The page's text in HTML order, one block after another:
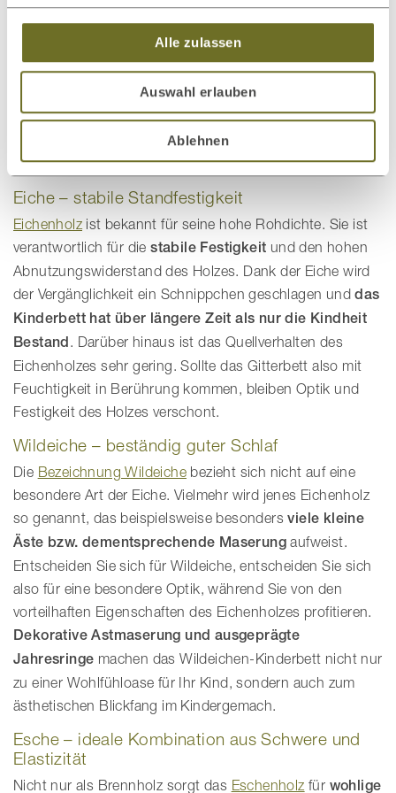
Alle zulassen
Auswahl erlauben
Ablehnen
Jahrhunderten werden Möbel und ganze Zimmer mit dem
Holz ausgestattet, da ihre Wärme und Geborgenheit
ausstrahlende Charakteristikden Räumen ein
besonderes Flair verleihen. Dank des ätherischen Öls
namens Pinosylvin, das unser Zirbenkinderbett verströmt,
profitiert Ihr Sprössling vom unvergleichlichen Duft und
der angenehmen Atmosphäre.
Eiche – stabile Standfestigkeit
Eichenholz ist bekannt für seine hohe Rohdichte. Sie ist
verantwortlich für diestabile Festigkeit und den hohen
Abnutzungswiderstand des Holzes. Dank der Eiche wird
der Vergänglichkeit ein Schnippchen geschlagen unddas
Kinderbett hat über längere Zeit als nur die Kindheit
Bestand. Darüber hinaus ist das Quellverhalten des
Eichenholzes sehr gering. Sollte das Gitterbett also mit
Feuchtigkeit in Berührung kommen, bleiben Optik und
Festigkeit des Holzes verschont.
Wildeiche – beständig guter Schlaf
Die Bezeichnung Wildeiche bezieht sich nicht auf eine
besondere Art der Eiche. Vielmehr wird jenes Eichenholz
so genannt, das beispielsweise besondersviele kleine
Äste bzw. dementsprechende Maserung aufweist.
Entscheiden Sie sich für Wildeiche, entscheiden Sie sich
also für eine besondere Optik, während Sie von den
vorteilhaften Eigenschaften des Eichenholzes profitieren.
Dekorative Astmaserung und ausgeprägte
Jahresringe machen das Wildeichen-Kinderbett nicht nur
zu einer Wohlfühloase für Ihr Kind, sondern auch zum
ästhetischen Blickfang im Kindergemach.
Esche – ideale Kombination aus Schwere und
Elastizität
Nicht nur als Brennholz sorgt das Eschenholz für wohlige